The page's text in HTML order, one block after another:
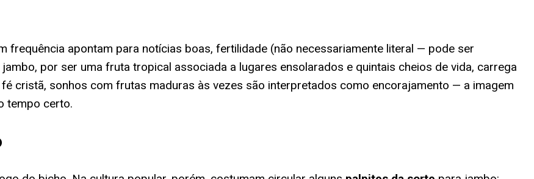
frequência apontam para notícias boas, fertilidade (não necessariamente literal — pode ser
por ser uma fruta tropical associada a lugares ensolarados e quintais cheios de vida, carrega
cristã, sonhos com frutas maduras às vezes são interpretados como encorajamento — a imagem
tempo certo.